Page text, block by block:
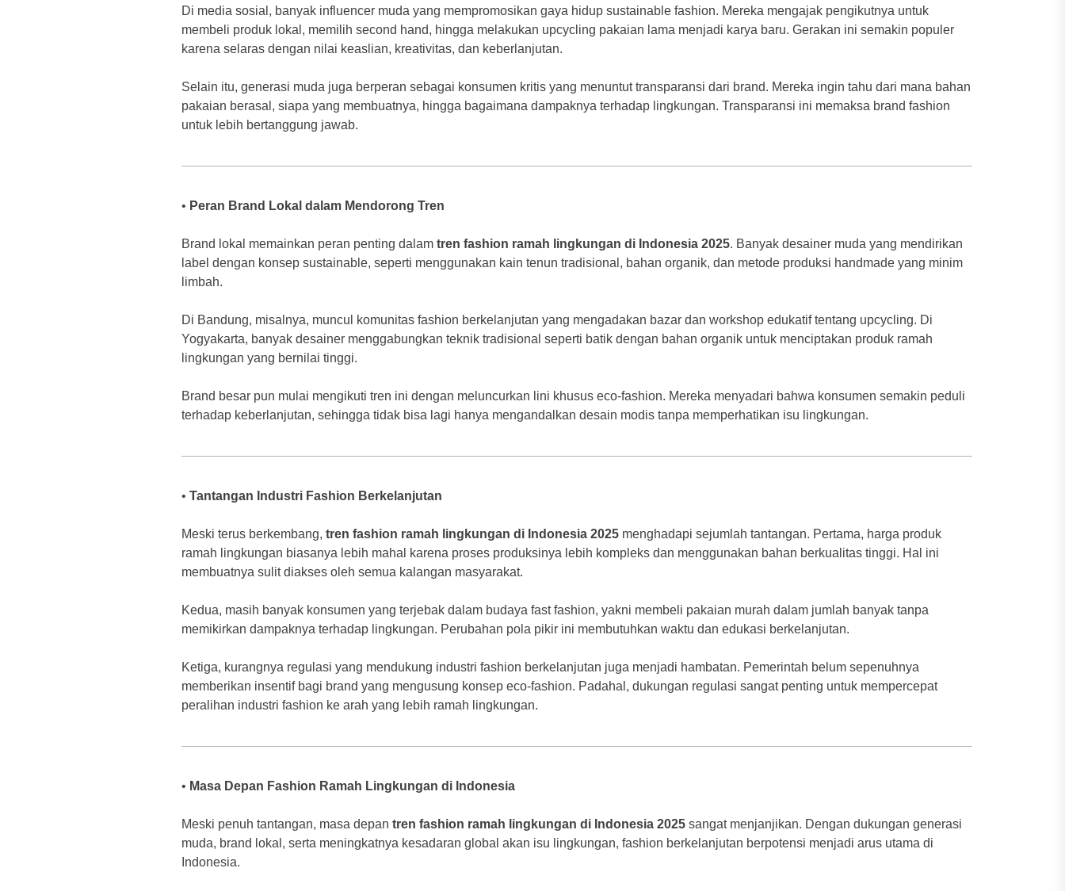
Di media sosial, banyak influencer muda yang mempromosikan gaya hidup sustainable fashion. Mereka mengajak pengikutnya untuk
membeli produk lokal, memilih second hand, hingga melakukan upcycling pakaian lama menjadi karya baru. Gerakan ini semakin populer
karena selaras dengan nilai keaslian, kreativitas, dan keberlanjutan.
Selain itu, generasi muda juga berperan sebagai konsumen kritis yang menuntut transparansi dari brand. Mereka ingin tahu dari mana bahan
pakaian berasal, siapa yang membuatnya, hingga bagaimana dampaknya terhadap lingkungan. Transparansi ini memaksa brand fashion
untuk lebih bertanggung jawab.
• Peran Brand Lokal dalam Mendorong Tren
Brand lokal memainkan peran penting dalam tren fashion ramah lingkungan di Indonesia 2025. Banyak desainer muda yang mendirikan
label dengan konsep sustainable, seperti menggunakan kain tenun tradisional, bahan organik, dan metode produksi handmade yang minim
limbah.
Di Bandung, misalnya, muncul komunitas fashion berkelanjutan yang mengadakan bazar dan workshop edukatif tentang upcycling. Di
Yogyakarta, banyak desainer menggabungkan teknik tradisional seperti batik dengan bahan organik untuk menciptakan produk ramah
lingkungan yang bernilai tinggi.
Brand besar pun mulai mengikuti tren ini dengan meluncurkan lini khusus eco-fashion. Mereka menyadari bahwa konsumen semakin peduli
terhadap keberlanjutan, sehingga tidak bisa lagi hanya mengandalkan desain modis tanpa memperhatikan isu lingkungan.
• Tantangan Industri Fashion Berkelanjutan
Meski terus berkembang, tren fashion ramah lingkungan di Indonesia 2025menghadapi sejumlah tantangan. Pertama, harga produk
ramah lingkungan biasanya lebih mahal karena proses produksinya lebih kompleks dan menggunakan bahan berkualitas tinggi. Hal ini
membuatnya sulit diakses oleh semua kalangan masyarakat.
Kedua, masih banyak konsumen yang terjebak dalam budaya fast fashion, yakni membeli pakaian murah dalam jumlah banyak tanpa
memikirkan dampaknya terhadap lingkungan. Perubahan pola pikir ini membutuhkan waktu dan edukasi berkelanjutan.
Ketiga, kurangnya regulasi yang mendukung industri fashion berkelanjutan juga menjadi hambatan. Pemerintah belum sepenuhnya
memberikan insentif bagi brand yang mengusung konsep eco-fashion. Padahal, dukungan regulasi sangat penting untuk mempercepat
peralihan industri fashion ke arah yang lebih ramah lingkungan.
• Masa Depan Fashion Ramah Lingkungan di Indonesia
Meski penuh tantangan, masa depan tren fashion ramah lingkungan di Indonesia 2025sangat menjanjikan. Dengan dukungan generasi
muda, brand lokal, serta meningkatnya kesadaran global akan isu lingkungan, fashion berkelanjutan berpotensi menjadi arus utama di
Indonesia.